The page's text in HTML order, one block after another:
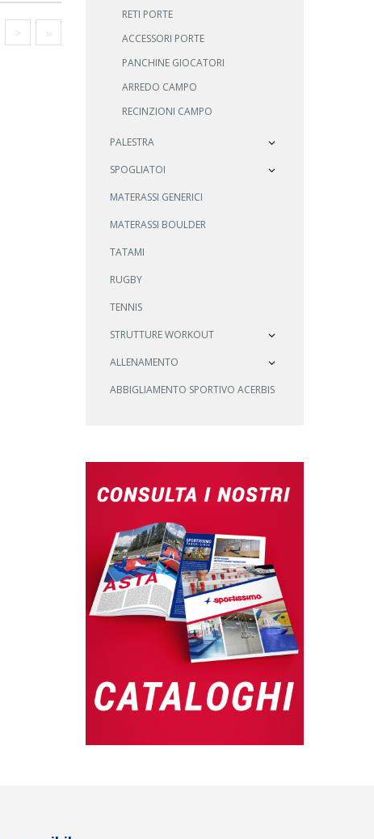
RETI PORTE
ACCESSORI PORTE
PANCHINE GIOCATORI
ARREDO CAMPO
RECINZIONI CAMPO
PALESTRA
SPOGLIATOI
MATERASSI GENERICI
MATERASSI BOULDER
TATAMI
RUGBY
TENNIS
STRUTTURE WORKOUT
ALLENAMENTO
ABBIGLIAMENTO SPORTIVO ACERBIS